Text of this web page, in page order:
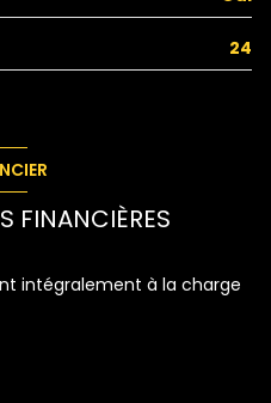
5.02 m²
24
FINANCIÈRES
intégralement à la charge